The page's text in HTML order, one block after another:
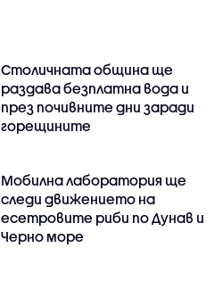
Столичната община ще
раздава безплатна вода и
през почивните дни заради
горещините
Мобилна лаборатория ще
следи движението на
есетровите риби по Дунав и
Черно море